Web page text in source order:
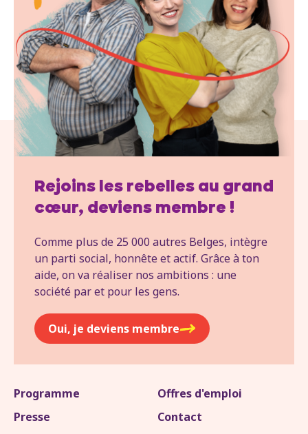
Rejoins les rebelles au grand
cœur, deviens membre !
Comme plus de 25 000 autres Belges, intègre
un parti social, honnête et actif. Grâce à ton
aide, on va réaliser nos ambitions : une
société par et pour les gens.
Oui, je deviens membre
Programme
Offres d'emploi
Presse
Contact